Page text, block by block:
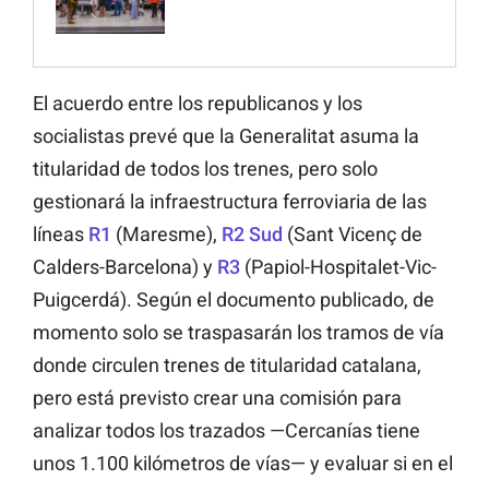
El acuerdo entre los republicanos y los
socialistas prevé que la Generalitat asuma la
titularidad de todos los trenes, pero solo
gestionará la infraestructura ferroviaria de las
líneas R1 (Maresme), R2 Sud (Sant Vicenç de
Calders-Barcelona) y R3 (Papiol-Hospitalet-Vic-
Puigcerdá). Según el documento publicado, de
momento solo se traspasarán los tramos de vía
donde circulen trenes de titularidad catalana,
pero está previsto crear una comisión para
analizar todos los trazados —Cercanías tiene
unos 1.100 kilómetros de vías— y evaluar si en el